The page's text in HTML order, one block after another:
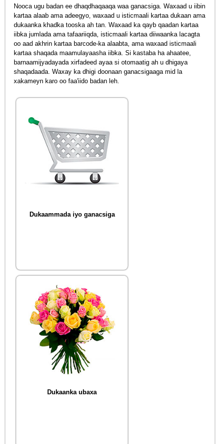
Nooca ugu badan ee dhaqdhaqaaqa waa ganacsiga. Waxaad u iibin
kartaa alaab ama adeegyo, waxaad u isticmaali kartaa dukaan ama
dukaanka khadka tooska ah tan. Waxaad ka qayb qaadan kartaa
iibka jumlada ama tafaariiqda, isticmaali kartaa diiwaanka lacagta
oo aad akhrin kartaa barcode-ka alaabta, ama waxaad isticmaali
kartaa shaqada maamulayaasha iibka. Si kastaba ha ahaatee,
barnaamijyadayada xirfadeed ayaa si otomaatig ah u dhigaya
shaqadaada. Waxay ka dhigi doonaan ganacsigaaga mid la
xakameyn karo oo faa'iido badan leh.
Dukaammada iyo ganacsiga
Dukaanka ubaxa